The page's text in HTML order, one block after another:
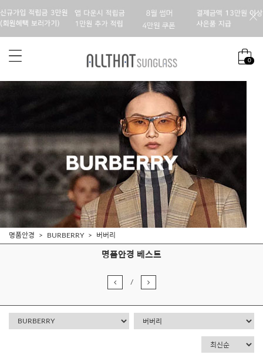
0
명품안경 BURBERRY 버버리
명품안경 베스트
/